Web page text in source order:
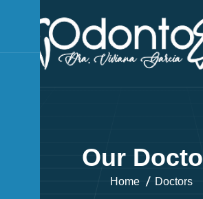
Our Docto
Home Doctors